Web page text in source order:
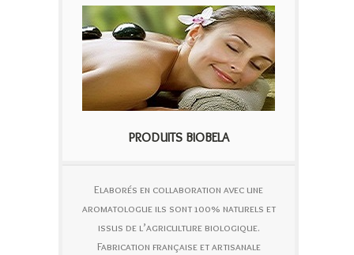
PRODUITS BIOBELA
Elaborés en collaboration avec une
aromatologue ils sont 100% naturels et
issus de l’agriculture biologique.
Fabrication française et artisanale